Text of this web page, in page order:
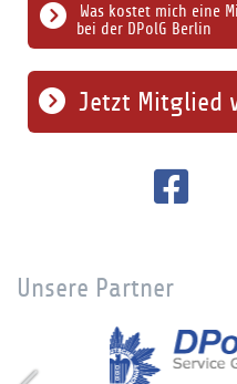
Was kostet mich eine
bei der DPolG Berlin
Jetzt Mitglied
Unsere Partner